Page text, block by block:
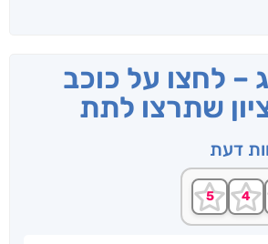
– לחצו על כוכב
שתרצו לתת
דעת